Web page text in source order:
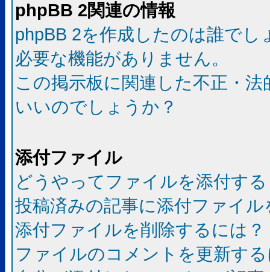
phpBB 2関連の情報
phpBB 2を作成したのは誰でし
必要な機能がありません。
この掲示板に関連した不正・
いいのでしょうか？
添付ファイル
どうやってファイルを添付す
投稿済みの記事に添付ファイ
添付ファイルを削除するには？
ファイルのコメントを更新す